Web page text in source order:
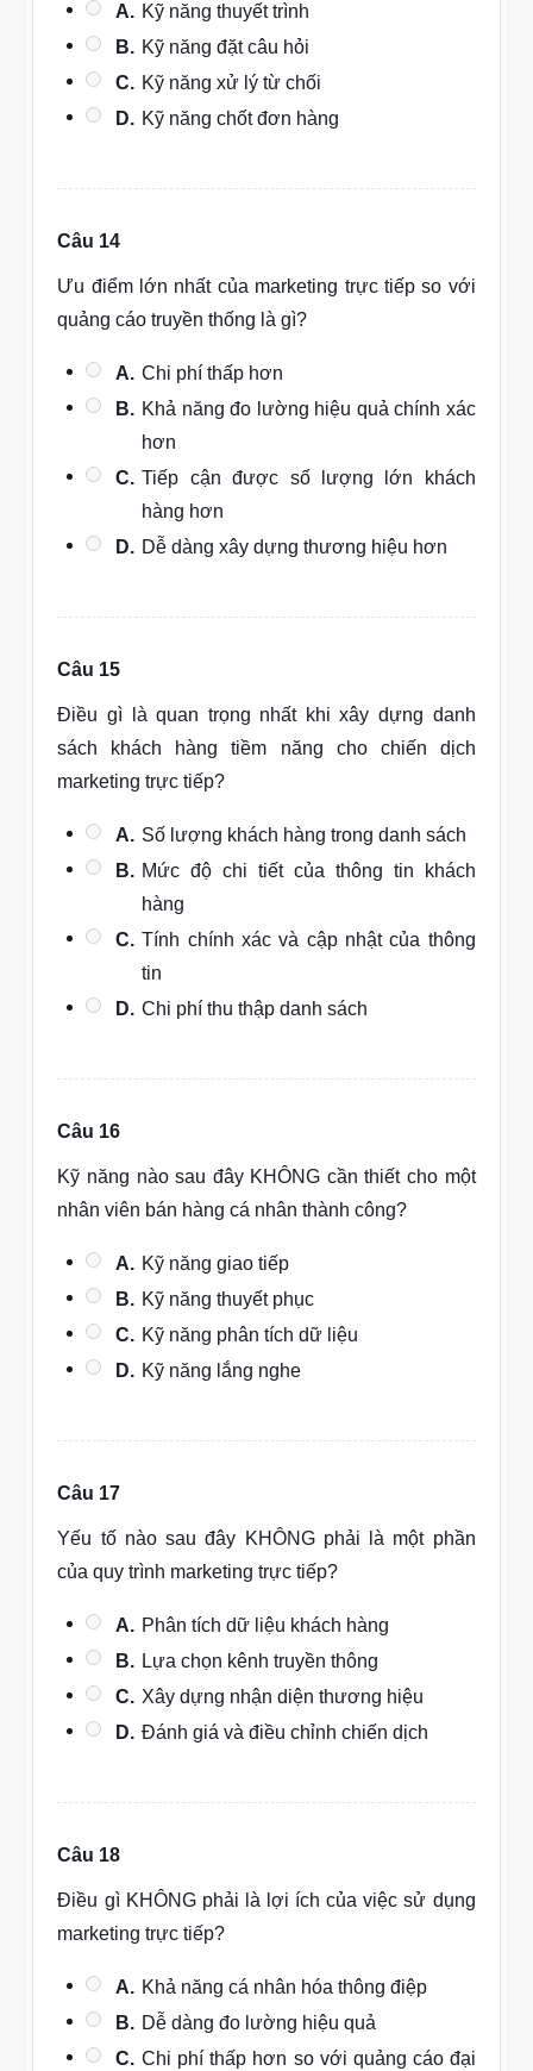
A. Kỹ năng thuyết trình
B. Kỹ năng đặt câu hỏi
C. Kỹ năng xử lý từ chối
D. Kỹ năng chốt đơn hàng
Câu 14
Ưu điểm lớn nhất của marketing trực tiếp so với
quảng cáo truyền thống là gì?
A. Chi phí thấp hơn
B. Khả năng đo lường hiệu quả chính xác
hơn
C. Tiếp cận được số lượng lớn khách
hàng hơn
D. Dễ dàng xây dựng thương hiệu hơn
Câu 15
Điều gì là quan trọng nhất khi xây dựng danh
sách khách hàng tiềm năng cho chiến dịch
marketing trực tiếp?
A. Số lượng khách hàng trong danh sách
B. Mức độ chi tiết của thông tin khách
hàng
C. Tính chính xác và cập nhật của thông
tin
D. Chi phí thu thập danh sách
Câu 16
Kỹ năng nào sau đây KHÔNG cần thiết cho một
nhân viên bán hàng cá nhân thành công?
A. Kỹ năng giao tiếp
B. Kỹ năng thuyết phục
C. Kỹ năng phân tích dữ liệu
D. Kỹ năng lắng nghe
Câu 17
Yếu tố nào sau đây KHÔNG phải là một phần
của quy trình marketing trực tiếp?
A. Phân tích dữ liệu khách hàng
B. Lựa chọn kênh truyền thông
C. Xây dựng nhận diện thương hiệu
D. Đánh giá và điều chỉnh chiến dịch
Câu 18
Điều gì KHÔNG phải là lợi ích của việc sử dụng
marketing trực tiếp?
A. Khả năng cá nhân hóa thông điệp
B. Dễ dàng đo lường hiệu quả
C. Chi phí thấp hơn so với quảng cáo đại